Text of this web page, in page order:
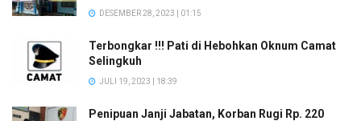
DESEMBER 28, 2023 | 01:15
Terbongkar !!! Pati di Hebohkan Oknum Camat
Selingkuh
JULI 19, 2023 | 18:39
Penipuan Janji Jabatan, Korban Rugi Rp. 220